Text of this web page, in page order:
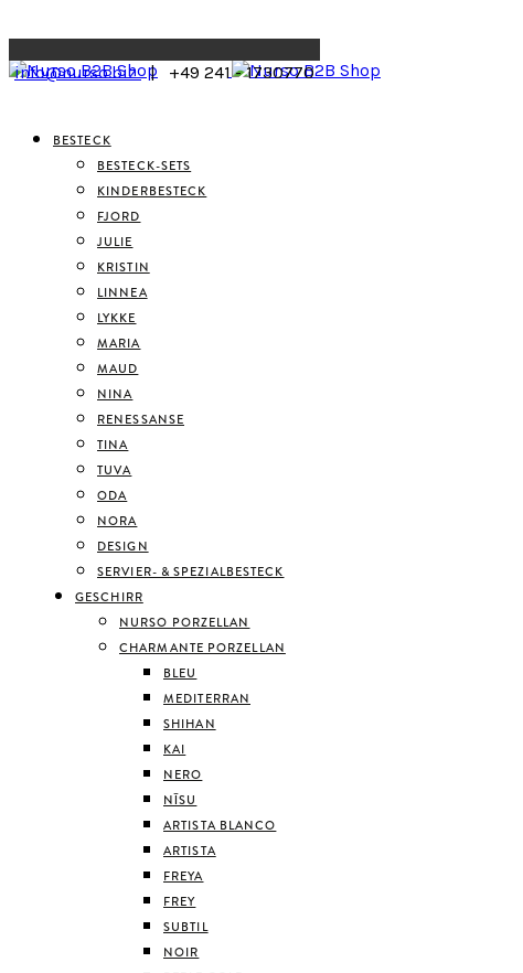
info@nurso.biz| +49 241 - 1730770
BESTECK
BESTECK-SETS
KINDERBESTECK
FJORD
JULIE
KRISTIN
LINNEA
LYKKE
MARIA
MAUD
NINA
RENESSANSE
TINA
TUVA
ODA
NORA
DESIGN
SERVIER- & SPEZIALBESTECK
GESCHIRR
NURSO PORZELLAN
CHARMANTE PORZELLAN
BLEU
MEDITERRAN
SHIHAN
KAI
NERO
NĪSU
ARTISTA BLANCO
ARTISTA
FREYA
FREY
SUBTIL
NOIR